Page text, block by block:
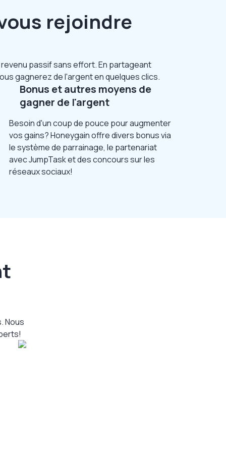
rejoindre
passif sans effort. En partageant
gagnerez de l'argent en quelques clics.
Bonus et autres moyens de
gagner de l'argent
Besoin d'un coup de pouce pour augmenter
vos gains? Honeygain offre divers bonus via
le système de parrainage, le partenariat
avec JumpTask et des concours sur les
réseaux sociaux!
Nous